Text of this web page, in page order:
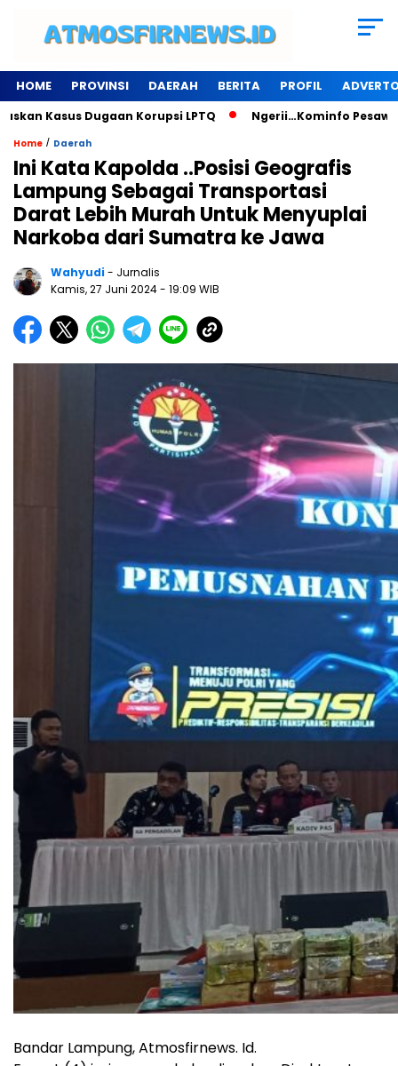
HOME PROVINSI DAERAH BERITA PROFIL
Dugaan Korupsi LPTQ Ngerii…Kominfo Pesawaran
Home / Daerah
Ini Kata Kapolda ..Posisi Geografis
Lampung Sebagai Transportasi
Darat Lebih Murah Untuk Menyuplai
Narkoba dari Sumatra ke Jawa
Wahyudi- Jurnalis
Kamis, 27 Juni 2024- 19:09 WIB
Bandar Lampung, Atmosfirnews. Id.